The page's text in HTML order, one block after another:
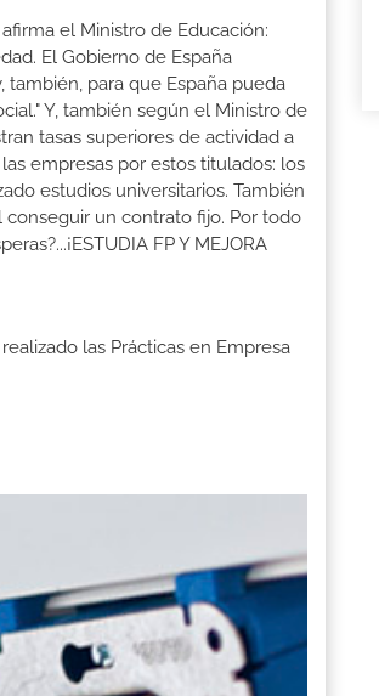
el Ministro de Educación:
El Gobierno de España
para que España pueda
Y, también según el Ministro de
tasas superiores de actividad a
empresas por estos titulados: los
estudios universitarios. También
un contrato fijo. Por todo
FP Y MEJORA
las Prácticas en Empresa